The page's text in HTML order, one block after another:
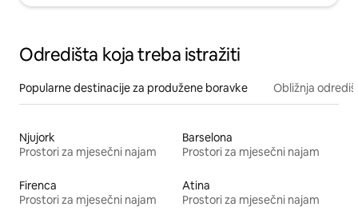
Odredišta koja treba istražiti
Popularne destinacije za produžene boravke Obližnja
Njujork
Prostori za mjesečni najam
Barselona
Prostori za mjesečni najam
Firenca
Prostori za mjesečni najam
Atina
Prostori za mjesečni najam